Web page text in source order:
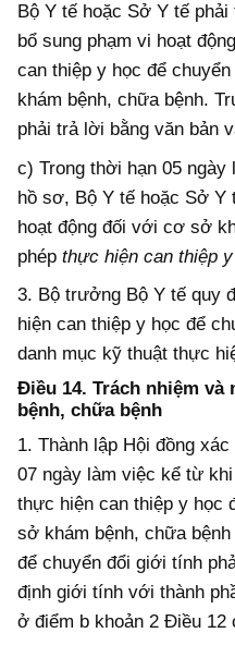
Bộ Y tế hoặc Sở Y tế
bổ sung phạm vi hoạt
can thiệp y học để
khám bệnh, chữa bệnh.
phải trả lời bằng văn bản
c) Trong thời hạn 05
hồ sơ, Bộ Y tế hoặc Sở Y
hoạt động đối với cơ sở
phép thực hiện can thiệp
3. Bộ trưởng Bộ Y tế quy
hiện can thiệp y học để
danh mục kỹ thuật thực
Điều 14. Trách nhiệm và
bệnh, chữa bệnh
1. Thành lập Hội đồng
07 ngày làm việc kể từ
thực hiện can thiệp y học
sở khám bệnh, chữa
để chuyển đổi giới tính
định giới tính với thành
ở điểm b khoản 2 Điều 12